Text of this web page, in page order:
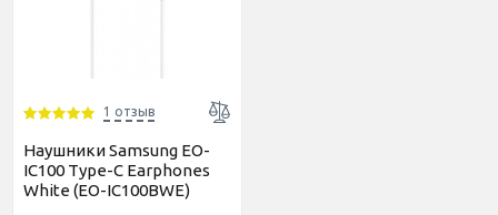
1 отзыв
Наушники Samsung EO-
IC100 Type-C Earphones
White (EO-IC100BWE)